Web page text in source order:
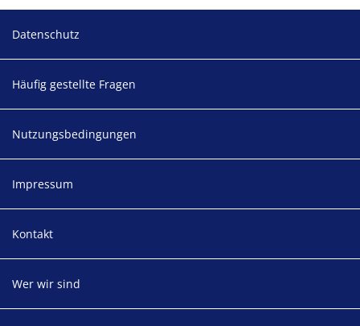
Datenschutz
Häufig gestellte Fragen
Nutzungsbedingungen
Impressum
Kontakt
Wer wir sind